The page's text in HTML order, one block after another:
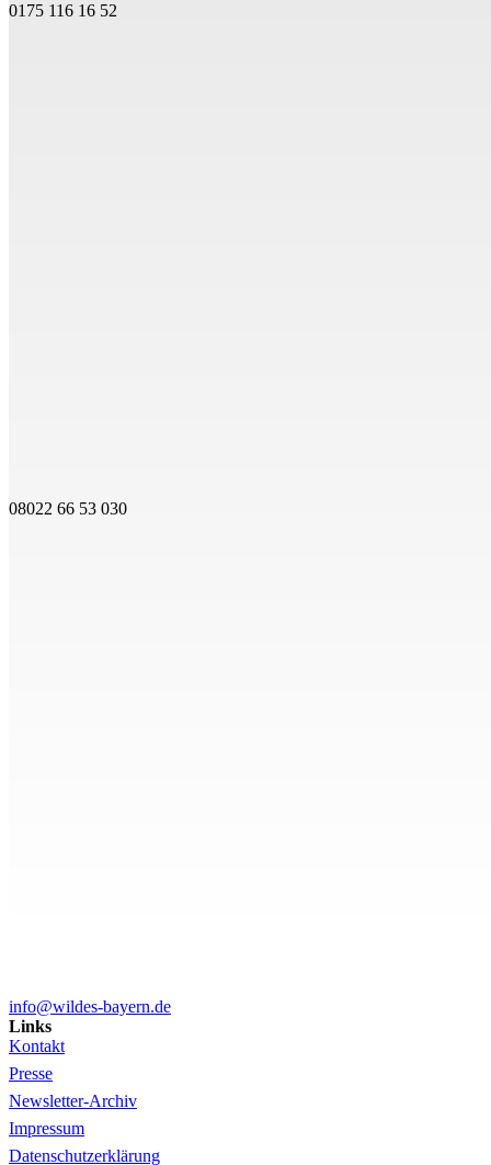
0175 116 16 52
08022 66 53 030
info@wildes-bayern.de
Links
Kontakt
Presse
Newsletter-Archiv
Impressum
Datenschutzerklärung